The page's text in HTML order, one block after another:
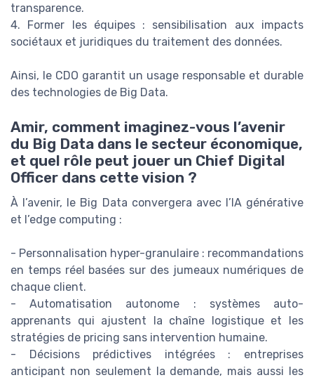
transparence.
4. Former les équipes : sensibilisation aux impacts
sociétaux et juridiques du traitement des données.
Ainsi, le CDO garantit un usage responsable et durable
des technologies de Big Data.
Amir, comment imaginez-vous l’avenir
du Big Data dans le secteur économique,
et quel rôle peut jouer un Chief Digital
Officer dans cette vision ?
À l’avenir, le Big Data convergera avec l’IA générative
et l’edge computing :
- Personnalisation hyper-granulaire : recommandations
en temps réel basées sur des jumeaux numériques de
chaque client.
- Automatisation autonome : systèmes auto-
apprenants qui ajustent la chaîne logistique et les
stratégies de pricing sans intervention humaine.
- Décisions prédictives intégrées : entreprises
anticipant non seulement la demande, mais aussi les